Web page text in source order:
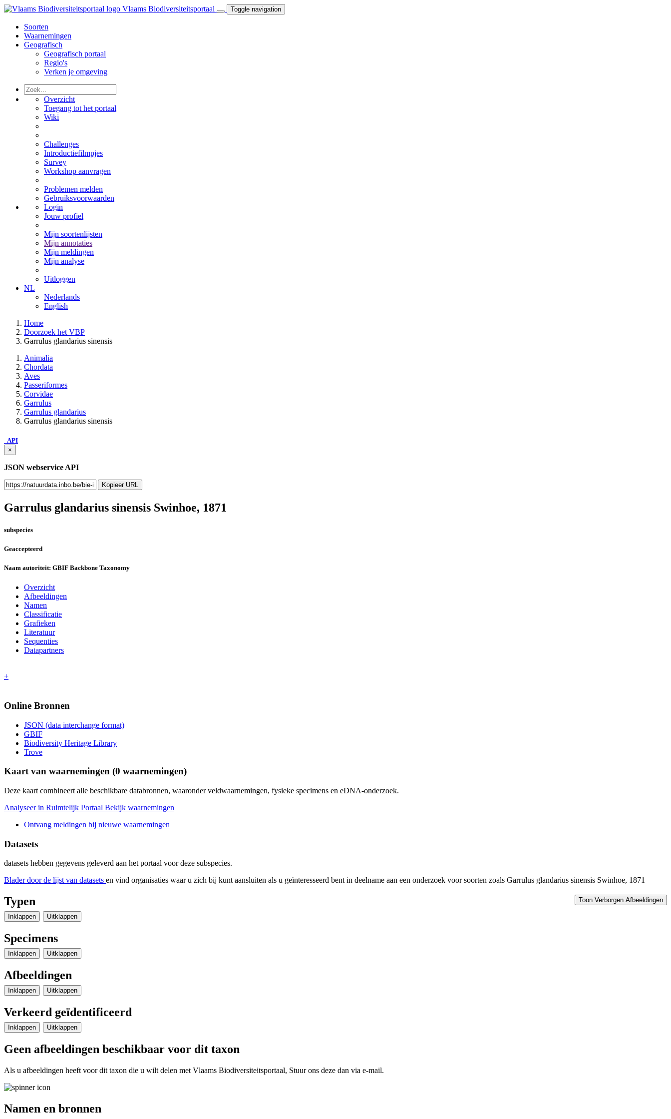
Vlaams Biodiversiteitsportaal Toggle navigation
Soorten
Waarnemingen
Geografisch
Geografisch portaal
Regio's
Verken je omgeving
Overzicht
Toegang tot het portaal
Wiki
Challenges
Introductiefilmpjes
Survey
Workshop aanvragen
Problemen melden
Gebruiksvoorwaarden
Login
Jouw profiel
Mijn soortenlijsten
Mijn annotaties
Mijn meldingen
Mijn analyse
Uitloggen
NL
Nederlands
English
Home
Doorzoek het VBP
Garrulus glandarius sinensis
Animalia
Chordata
Aves
Passeriformes
Corvidae
Garrulus
Garrulus glandarius
Garrulus glandarius sinensis
API
×
JSON webservice API
Kopieer URL
Garrulus glandarius sinensis Swinhoe, 1871
subspecies
Geaccepteerd
Naam autoriteit: GBIF Backbone Taxonomy
Overzicht
Afbeeldingen
Namen
Classificatie
Grafieken
Literatuur
Sequenties
Datapartners
+
Online Bronnen
JSON (data interchange format)
GBIF
Biodiversity Heritage Library
Trove
Kaart van waarnemingen (0 waarnemingen)
Deze kaart combineert alle beschikbare databronnen, waaronder veldwaarnemingen, fysieke specimens en eDNA-onderzoek.
Analyseer in Ruimtelijk Portaal Bekijk waarnemingen
Ontvang meldingen bij nieuwe waarnemingen
Datasets
datasets hebben gegevens geleverd aan het portaal voor deze subspecies.
Blader door de lijst van datasets en vind organisaties waar u zich bij kunt aansluiten als u geïnteresseerd bent in deelname aan een onderzoek voor soorten zoals Garrulus glandarius sinensis Swinhoe, 1871
Toon Verborgen Afbeeldingen
Typen
Inklappen Uitklappen
Specimens
Inklappen Uitklappen
Afbeeldingen
Inklappen Uitklappen
Verkeerd geïdentificeerd
Inklappen Uitklappen
Geen afbeeldingen beschikbaar voor dit taxon
Als u afbeeldingen heeft voor dit taxon die u wilt delen met Vlaams Biodiversiteitsportaal, Stuur ons deze dan via e-mail.
Namen en bronnen